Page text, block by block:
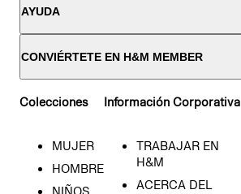
AYUDA
CONVIÉRTETE EN H&M MEMBER
Colecciones
MUJER
HOMBRE
Información Corporativa
TRABAJAR EN
H&M
ACERCA DEL